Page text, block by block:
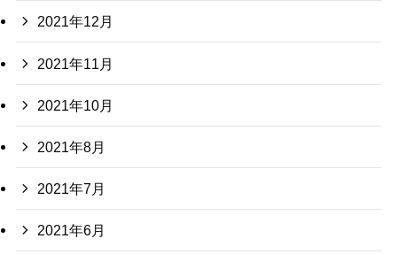
2021年12月
2021年11月
2021年10月
2021年8月
2021年7月
2021年6月